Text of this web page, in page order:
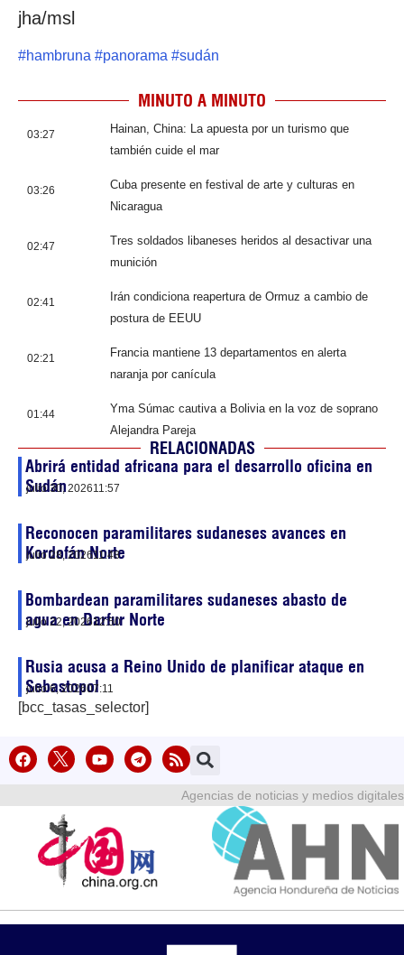
jha/msl
#hambruna #panorama #sudán
MINUTO A MINUTO
03:27
Hainan, China: La apuesta por un turismo que
también cuide el mar
03:26
Cuba presente en festival de arte y culturas en
Nicaragua
02:47
Tres soldados libaneses heridos al desactivar una
munición
02:41
Irán condiciona reapertura de Ormuz a cambio de
postura de EEUU
02:21
Francia mantiene 13 departamentos en alerta
naranja por canícula
01:44
Yma Súmac cautiva a Bolivia en la voz de soprano
Alejandra Pareja
RELACIONADAS
Abrirá entidad africana para el desarrollo oficina en
Sudán
julio 30, 202611:57
Reconocen paramilitares sudaneses avances en
Kordofán Norte
julio 28, 202611:48
Bombardean paramilitares sudaneses abasto de
agua en Darfur Norte
julio 22, 202612:50
Rusia acusa a Reino Unido de planificar ataque en
Sebastopol
julio 6, 202607:11
[bcc_tasas_selector]
Agencias de noticias y medios digitales